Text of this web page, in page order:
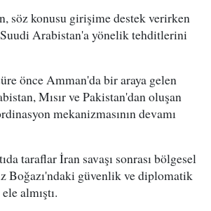
söz konusu girişime destek verirken
Arabistan'a yönelik tehditlerini
önce Amman'da bir araya gelen
Mısır ve Pakistan'dan oluşan
mekanizmasının devamı
taraflar İran savaşı sonrası bölgesel
Boğazı'ndaki güvenlik ve diplomatik
almıştı.